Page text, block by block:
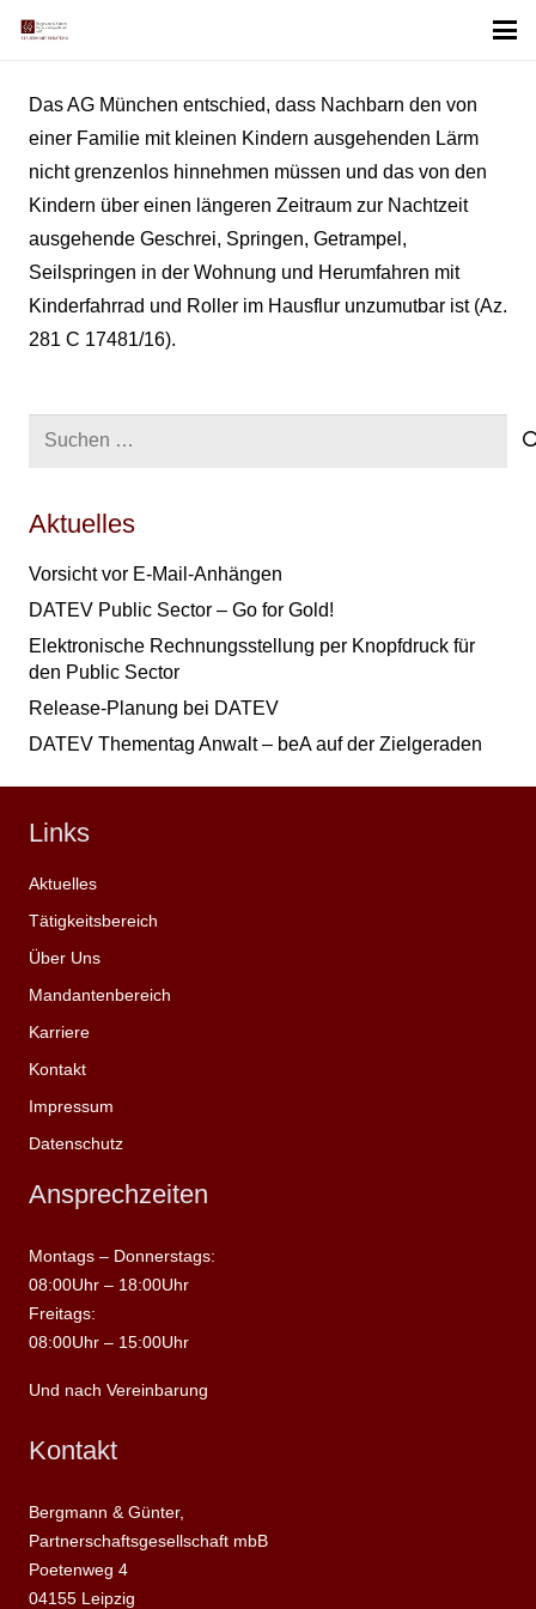
Das AG München entschied, dass Nachbarn den von
einer Familie mit kleinen Kindern ausgehenden Lärm
nicht grenzenlos hinnehmen müssen und das von den
Kindern über einen längeren Zeitraum zur Nachtzeit
ausgehende Geschrei, Springen, Getrampel,
Seilspringen in der Wohnung und Herumfahren mit
Kinderfahrrad und Roller im Hausflur unzumutbar ist (Az.
281 C 17481/16).
Suchen
Aktuelles
Vorsicht vor E-Mail-Anhängen
DATEV Public Sector – Go for Gold!
Elektronische Rechnungsstellung per Knopfdruck für
den Public Sector
Release-Planung bei DATEV
DATEV Thementag Anwalt – beA auf der Zielgeraden
Links
Aktuelles
Tätigkeitsbereich
Über Uns
Mandantenbereich
Karriere
Kontakt
Impressum
Datenschutz
Ansprechzeiten
Montags – Donnerstags:
08:00Uhr – 18:00Uhr
Freitags:
08:00Uhr – 15:00Uhr
Und nach Vereinbarung
Kontakt
Bergmann & Günter,
Partnerschaftsgesellschaft mbB
Poetenweg 4
04155 Leipzig